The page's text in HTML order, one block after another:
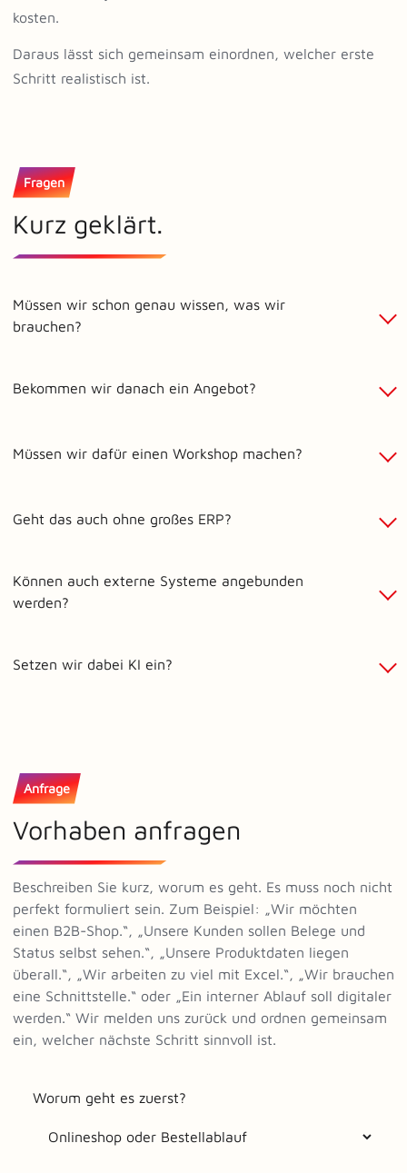
kosten.
Daraus lässt sich gemeinsam einordnen, welcher erste
Schritt realistisch ist.
Fragen
Kurz geklärt.
Müssen wir schon genau wissen, was wir
brauchen?
Bekommen wir danach ein Angebot?
Müssen wir dafür einen Workshop machen?
Geht das auch ohne großes ERP?
Können auch externe Systeme angebunden
werden?
Setzen wir dabei KI ein?
Anfrage
Vorhaben anfragen
Beschreiben Sie kurz, worum es geht. Es muss noch nicht
perfekt formuliert sein. Zum Beispiel: „Wir möchten
einen B2B-Shop.“, „Unsere Kunden sollen Belege und
Status selbst sehen.“, „Unsere Produktdaten liegen
überall.“, „Wir arbeiten zu viel mit Excel.“, „Wir brauchen
eine Schnittstelle.“ oder „Ein interner Ablauf soll digitaler
werden.“ Wir melden uns zurück und ordnen gemeinsam
ein, welcher nächste Schritt sinnvoll ist.
Worum geht es zuerst?